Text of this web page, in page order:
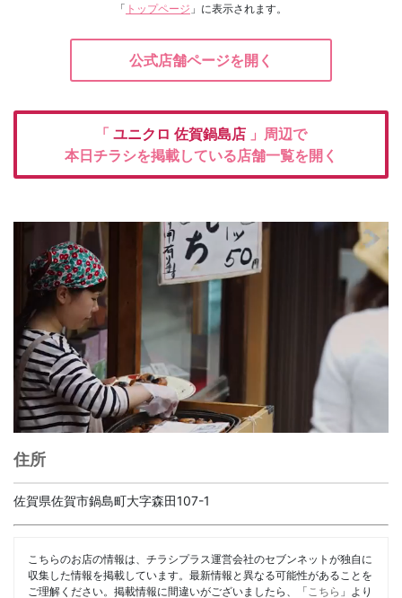
「 トップページ 」に表示されます。
公式店舗ページを開く
「 ユニクロ 佐賀鍋島店 」周辺で
本日チラシを掲載している店舗一覧を開く
住所
佐賀県佐賀市鍋島町大字森田107-1
こちらのお店の情報は、チラシプラス運営会社のセブンネットが独自に
収集した情報を掲載しています。最新情報と異なる可能性があることを
ご理解ください。掲載情報に間違いがございましたら、「 こちら 」より